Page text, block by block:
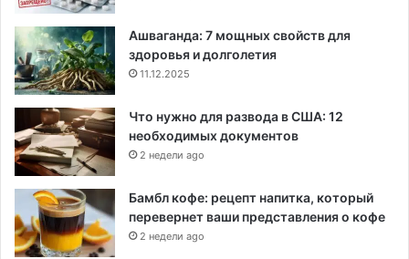
Ашваганда: 7 мощных свойств для
здоровья и долголетия
11.12.2025
Что нужно для развода в США: 12
необходимых документов
2 недели ago
Бамбл кофе: рецепт напитка, который
перевернет ваши представления о кофе
2 недели ago